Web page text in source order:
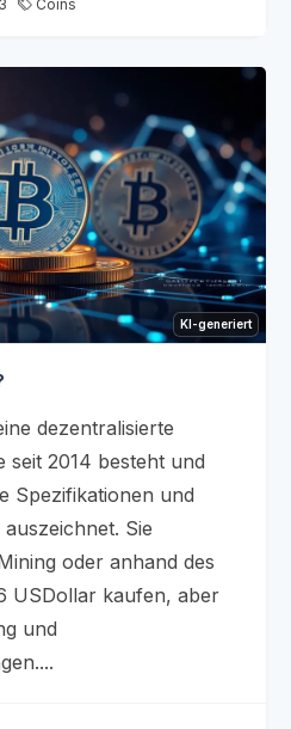
Coins
KI-generiert
dezentralisierte
2014 besteht und
Spezifikationen und
Sie
oder anhand des
USDollar kaufen, aber
und